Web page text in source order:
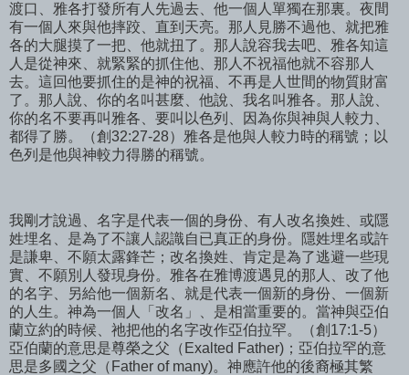
渡口、雅各打發所有人先過去、他一個人單獨在那裏。夜間
有一個人來與他摔跤、直到天亮。那人見勝不過他、就把雅
各的大腿摸了一把、他就扭了。那人說容我去吧、雅各知這
人是從神來、就緊緊的抓住他、那人不祝福他就不容那人
去。這回他要抓住的是神的祝福、不再是人世間的物質財富
了。那人說、你的名叫甚麼、他說、我名叫雅各。那人說、
你的名不要再叫雅各、要叫以色列、因為你與神與人較力、
都得了勝。（創32:27-28）雅各是他與人較力時的稱號；以
色列是他與神較力得勝的稱號。
我剛才說過、名字是代表一個的身份、有人改名換姓、或隱
姓埋名、是為了不讓人認識自已真正的身份。隱姓埋名或許
是謙卑、不願太露鋒芒；改名換姓、肯定是為了逃避一些現
實、不願別人發現身份。雅各在雅博渡遇見的那人、改了他
的名字、另給他一個新名、就是代表一個新的身份、一個新
的人生。神為一個人「改名」、是相當重要的。當神與亞伯
蘭立約的時候、祂把他的名字改作亞伯拉罕。（創17:1-5）
亞伯蘭的意思是尊榮之父（Exalted Father)；亞伯拉罕的意
思是多國之父（Father of many)。神應許他的後裔極其繁